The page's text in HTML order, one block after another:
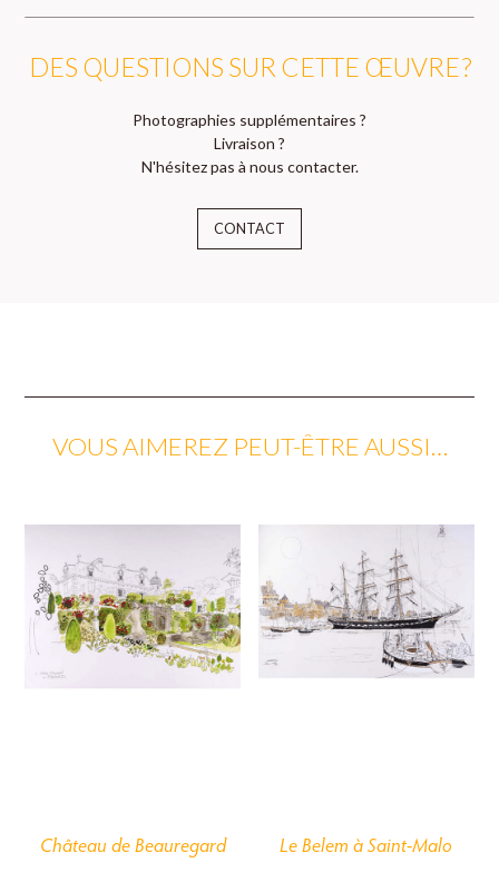
DES QUESTIONS SUR CETTE ŒUVRE ?
Photographies supplémentaires ?
Livraison ?
N'hésitez pas à nous contacter.
CONTACT
VOUS AIMEREZ PEUT-ÊTRE AUSSI…
Château de Beauregard LeBelem à Saint-Malo